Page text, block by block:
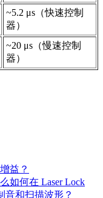
~5.2 μs（快速控制
器）
~20 μs（慢速控制
器）
益？
如何在 Laser Lock
音和扫描波形？